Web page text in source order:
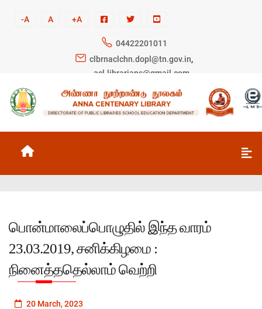
-A A +A
04422201011
clbrnaclchn.dopl@tn.gov.in,
acl.librarians@gmail.com
பொன்மாலைப்பொழுதில் இந்த வாரம்
23.03.2019, சனிக்கிழமை :
நினைத்ததெல்லாம் வெற்றி
20 March, 2023